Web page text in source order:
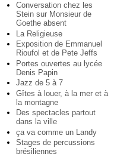
Conversation chez les
Stein sur Monsieur de
Goethe absent
La Religieuse
Exposition de Emmanuel
Rioufol et de Pete Jeffs
Portes ouvertes au lycée
Denis Papin
Jazz de 5 à 7
Gîtes à louer, à la mer et à
la montagne
Des spectacles partout
dans la ville
ça va comme un Landy
Stages de percussions
brésiliennes